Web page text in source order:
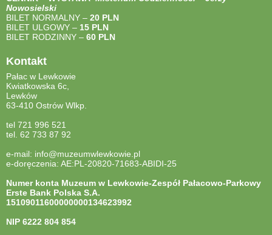
Nowosielski
BILET NORMALNY – 20 PLN
BILET ULGOWY – 15 PLN
BILET RODZINNY – 60 PLN
Kontakt
Pałac w Lewkowie
Kwiatkowska 6c,
Lewków
63-410 Ostrów Wlkp.
tel 721 996 521
tel. 62 733 87 92
e-mail: info@muzeumwlewkowie.pl
e-doręczenia: AE:PL-20820-71683-ABIDI-25
Numer konta Muzeum w Lewkowie-Zespół Pałacowo-Parkowy
Erste Bank Polska S.A.
15109011600000000134623992
NIP 6222 804 854